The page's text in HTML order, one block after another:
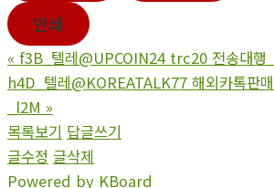
인쇄
« f3B_텔레@UPCOIN24 trc20 전송대행
h4D_텔레@KOREATALK77 해외카톡판
_l2M »
목록보기 답글쓰기
글수정 글삭제
Powered by KBoard